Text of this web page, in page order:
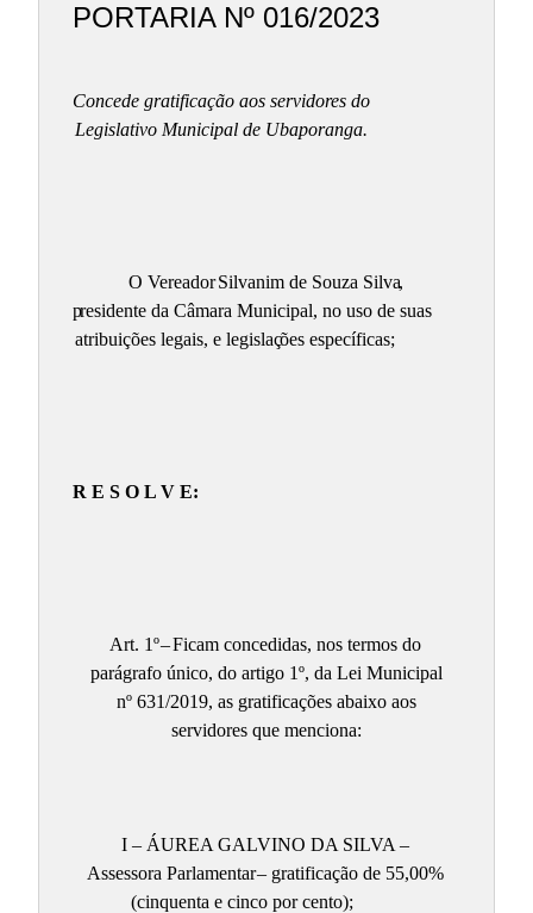
PORTARIA Nº 016/2023
Concede gratificação aos servidores do
Legislativo Municipal de Ubaporanga.
O VereadorSilvanim de Souza Silva,
presidente da Câmara Municipal, no uso de suas
atribuições legais, e legislações específicas;
R E S O L V E:
Art. 1º–Ficam concedidas, nos termos do
parágrafo único, do artigo 1º, da Lei Municipal
nº 631/2019, as gratificações abaixo aos
servidores que menciona:
I – ÁUREA GALVINO DA SILVA –
Assessora Parlamentar– gratificação de 55,00%
(cinquenta e cinco por cento);